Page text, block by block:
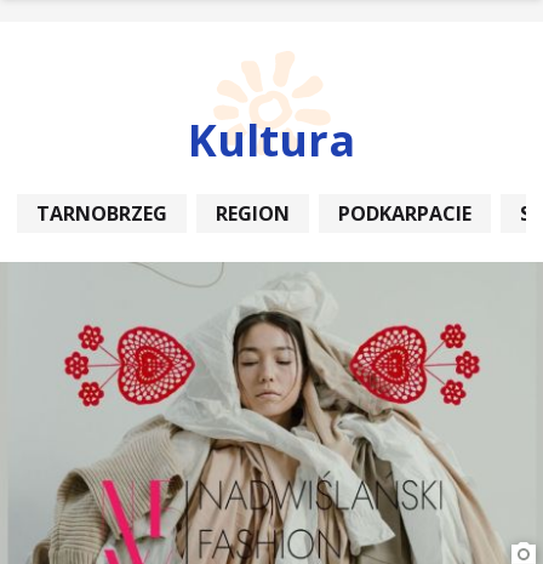
Kultura
TARNOBRZEG REGION PODKARPACIE